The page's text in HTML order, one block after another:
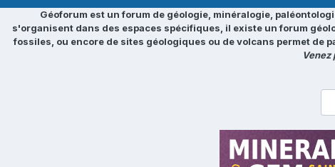
Géoforum est un forum de géologie, minéralogie,
s'organisent dans des espaces spécifiques, il existe un forum
fossiles, ou encore de sites géologiques ou de volcans permet de
Venez